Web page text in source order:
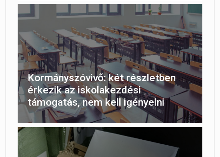
Kormányszóvivő: két részletben
érkezik az iskolakezdési
támogatás, nem kell igényelni